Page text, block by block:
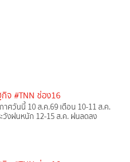
กิจ #TNN ช่อง16
ศวันนี้ 10 ส.ค.69 เตือน 10-11 ส.ค.
วังฝนหนัก 12-15 ส.ค. ฝนลดลง